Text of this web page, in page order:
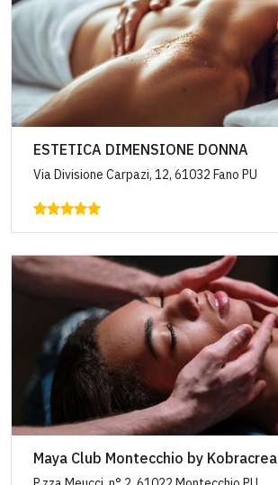
ESTETICA DIMENSIONE DONNA
Via Divisione Carpazi, 12, 61032 Fano PU
Maya Club Montecchio by Kobracrea